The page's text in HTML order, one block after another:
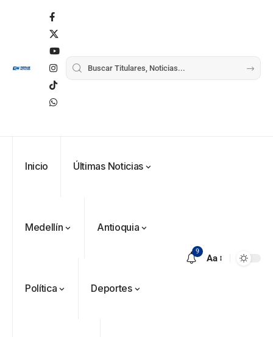
Inicio Últimas Noticias
Medellín Antioquia
Política Deportes
9
Aa